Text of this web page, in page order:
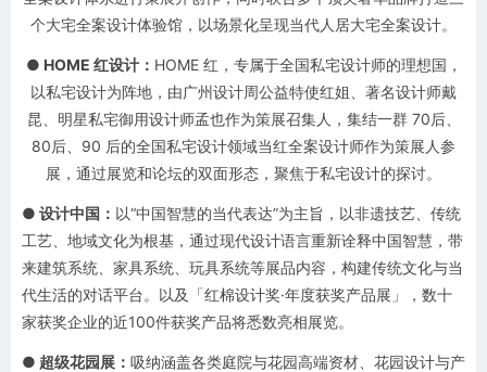
个大宅全案设计体验馆，以场景化呈现当代人居大宅全案设计。
● HOME 红设计： HOME 红，专属于全国私宅设计师的理想国，
以私宅设计为阵地，由广州设计周公益特使红姐、著名设计师戴
昆、明星私宅御用设计师孟也作为策展召集人，集结一群 70后、
80后、90 后的全国私宅设计领域当红全案设计师作为策展人参
展，通过展览和论坛的双面形态，聚焦于私宅设计的探讨。
● 设计中国： 以“中国智慧的当代表达”为主旨，以非遗技艺、传统
工艺、地域文化为根基，通过现代设计语言重新诠释中国智慧，带
来建筑系统、家具系统、玩具系统等展品内容，构建传统文化与当
代生活的对话平台。以及「红棉设计奖·年度获奖产品展」，数十
家获奖企业的近100件获奖产品将悉数亮相展览。
● 超级花园展： 吸纳涵盖各类庭院与花园高端资材、花园设计与产